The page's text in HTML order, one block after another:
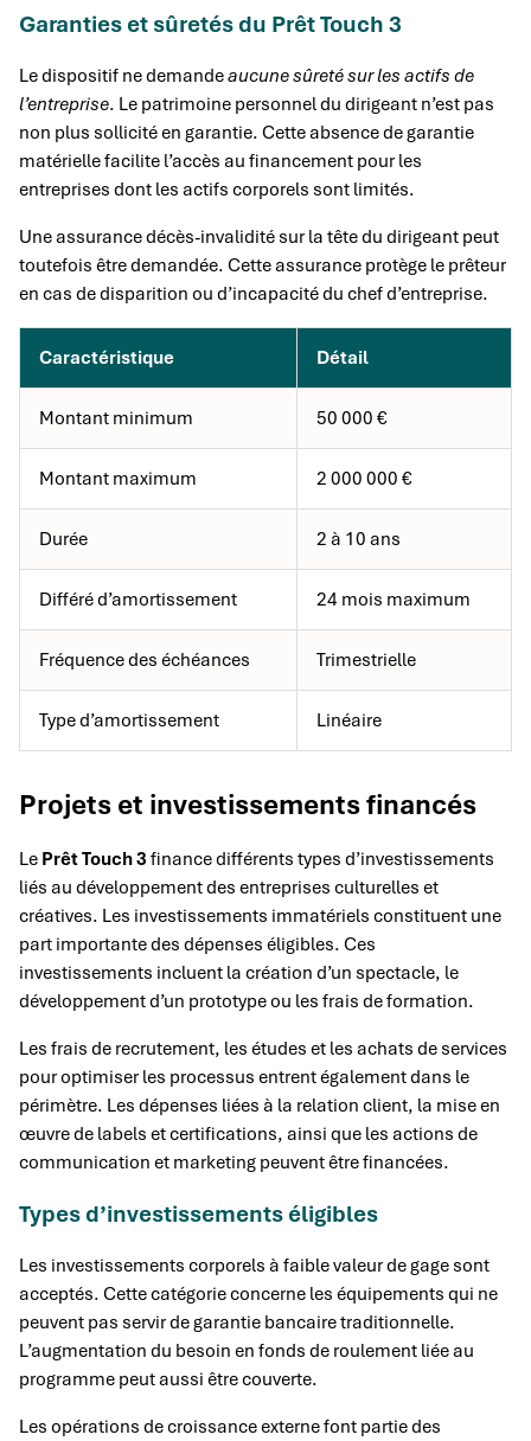
Garanties et sûretés du Prêt Touch 3
Le dispositif ne demandeaucune sûreté sur les actifs de
l’entreprise. Le patrimoine personnel du dirigeant n’est pas
non plus sollicité en garantie. Cette absence de garantie
matérielle facilite l’accès au financement pour les
entreprises dont les actifs corporels sont limités.
Une assurance décès-invalidité sur la tête du dirigeant peut
toutefois être demandée. Cette assurance protège le prêteur
en cas de disparition ou d’incapacité du chef d’entreprise.
Caractéristique Détail
Montant minimum 50 000 €
Montant maximum 2 000 000 €
Durée 2 à 10 ans
Différé d’amortissement 24 mois maximum
Fréquence des échéances Trimestrielle
Type d’amortissement Linéaire
Projets et investissements financés
Le Prêt Touch 3 finance différents types d’investissements
liés au développement des entreprises culturelles et
créatives. Les investissements immatériels constituent une
part importante des dépenses éligibles. Ces
investissements incluent la création d’un spectacle, le
développement d’un prototype ou les frais de formation.
Les frais de recrutement, les études et les achats de services
pour optimiser les processus entrent également dans le
périmètre. Les dépenses liées à la relation client, la mise en
œuvre de labels et certifications, ainsi que les actions de
communication et marketing peuvent être financées.
Types d’investissements éligibles
Les investissements corporels à faible valeur de gage sont
acceptés. Cette catégorie concerne les équipements qui ne
peuvent pas servir de garantie bancaire traditionnelle.
L’augmentation du besoin en fonds de roulement liée au
programme peut aussi être couverte.
Les opérations de croissance externe font partie des